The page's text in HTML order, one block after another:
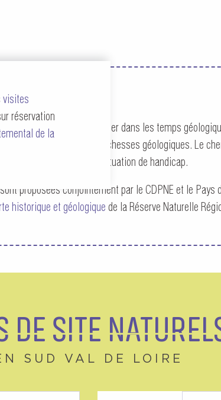
visites
réservation
de la
les visiteurs à voyager dans les temps
le grand public aux richesses géologiques. Le
compris aux personnes en situation de handicap.
proposées conjointement par le CDPNE et le Pays
historique et géologique de la Réserve Naturelle
DE SITE
SUD VAL DE LOIRE